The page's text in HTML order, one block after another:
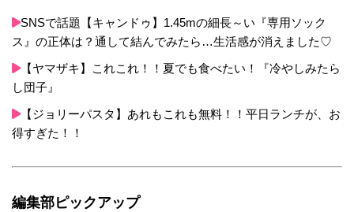
SNSで話題【キャンドゥ】1.45mの細長～い『専用ソック
ス』の正体は？通して結んでみたら…生活感が消えました♡
【ヤマザキ】これこれ！！夏でも食べたい！『冷やしみたら
し団子』
【ジョリーパスタ】あれもこれも無料！！平日ランチが、お
得すぎた！！
編集部ピックアップ